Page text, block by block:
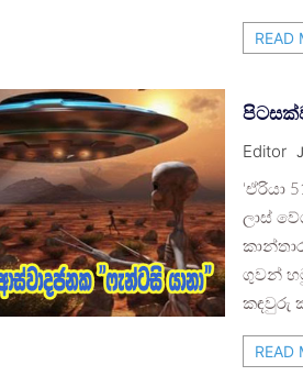
READ
Editor
‘ඒරියා
ලාස්
ගුවන්
කඳවුරු
READ